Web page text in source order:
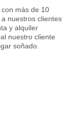
más de 10
nuestros clientes
y alquiler
nuestro cliente
soñado.